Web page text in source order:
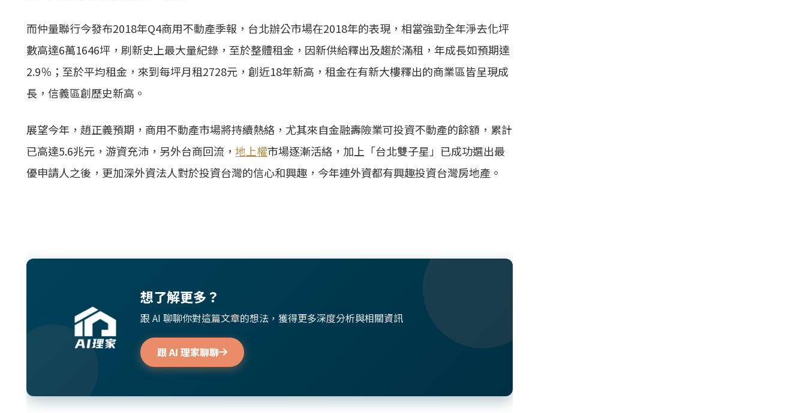
而仲量聯行今發布2018年Q4商用不動產季報，台北辦公市場在2018年的表現，相當強勁全年淨去化坪
數高達6萬1646坪，刷新史上最大量紀錄，至於整體租金，因新供給釋出及趨於滿租，年成長如預期達
2.9％；至於平均租金，來到每坪月租2728元，創近18年新高，租金在有新大樓釋出的商業區皆呈現成
長，信義區創歷史新高。
展望今年，趙正義預期，商用不動產市場將持續熱絡，尤其來自金融壽險業可投資不動產的餘額，累計
已高達5.6兆元，游資充沛，另外台商回流， 地上權市場逐漸活絡，加上「台北雙子星」已成功選出最
優申請人之後，更加深外資法人對於投資台灣的信心和興趣，今年連外資都有興趣投資台灣房地產。
想了解更多？
跟 AI 聊聊你對這篇文章的想法，獲得更多深度分析與相關資訊
跟 AI 理家聊聊